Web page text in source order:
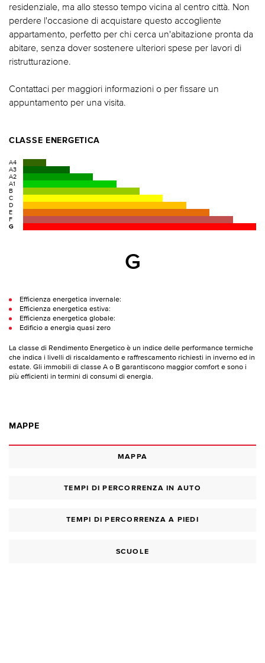
residenziale, ma allo stesso tempo vicina al centro città. Non
perdere l'occasione di acquistare questo accogliente
appartamento, perfetto per chi cerca un'abitazione pronta da
abitare, senza dover sostenere ulteriori spese per lavori di
ristrutturazione.
Contattaci per maggiori informazioni o per fissare un
appuntamento per una visita.
CLASSE ENERGETICA
A4
A3
A2
A1
B
C
D
E
F
G
G
Efficienza energetica invernale:
Efficienza energetica estiva:
Efficienza energetica globale:
Edificio a energia quasi zero
La classe di Rendimento Energetico è un indice delle performance termiche
che indica i livelli di riscaldamento e raffrescamento richiesti in inverno ed in
estate. Gli immobili di classe A o B garantiscono maggior comfort e sono i
più efficienti in termini di consumi di energia.
MAPPE
MAPPA
TEMPI DI PERCORRENZA IN AUTO
TEMPI DI PERCORRENZA A PIEDI
SCUOLE